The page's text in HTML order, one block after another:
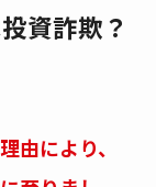
資詐欺？
由により、